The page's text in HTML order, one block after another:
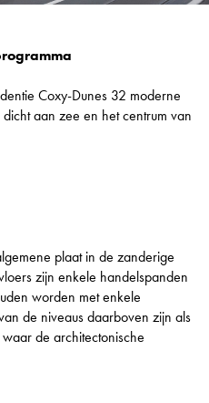
Coxy-Dunes 32 moderne
aan zee en het centrum van
plaat in de zanderige
zijn enkele handelspanden
worden met enkele
de niveaus daarboven zijn als
de architectonische